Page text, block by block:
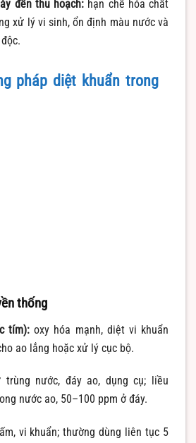
đến thu hoạch: hạn chế hóa chất
xử lý vi sinh, ổn định màu nước và
pháp diệt khuẩn trong
thống
tím): oxy hóa mạnh, diệt vi khuẩn
ao lắng hoặc xử lý cục bộ.
nước, đáy ao, dụng cụ; liều
nước ao, 50–100 ppm ở đáy.
vi khuẩn; thường dùng liên tục 5